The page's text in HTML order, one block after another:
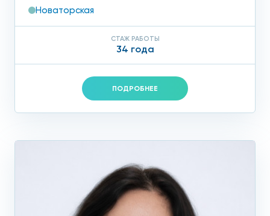
Новаторская
СТАЖ РАБОТЫ
34 года
ПОДРОБНЕЕ